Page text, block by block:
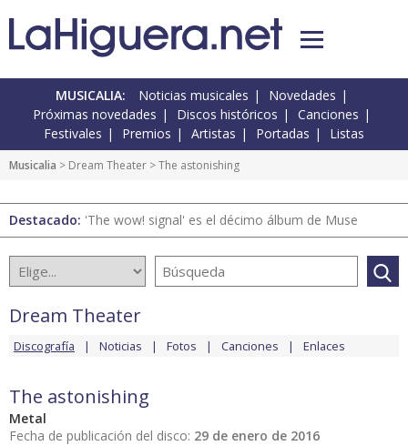
MUSICALIA: Noticias musicales
Novedades
Próximas novedades
Discos históricos
Canciones
Festivales
Premios Artistas Portadas Listas
Musicalia > Dream Theater > The astonishing
Destacado: 'The wow! signal' es el décimo álbum de Muse
Dream Theater
Discografía Noticias Fotos Canciones Enlaces
The astonishing
Metal
Fecha de publicación del disco: 29 de enero de 2016